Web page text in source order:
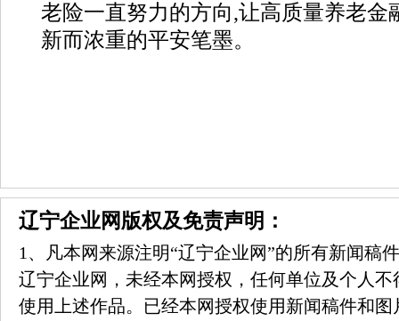
老险一直努力的方向,让高质量养老金
新而浓重的平安笔墨。
辽宁企业网版权及免责声明：
1、凡本网来源注明“辽宁企业网”的所有新闻稿
辽宁企业网，未经本网授权，任何单位及个人
使用上述作品。已经本网授权使用新闻稿件和